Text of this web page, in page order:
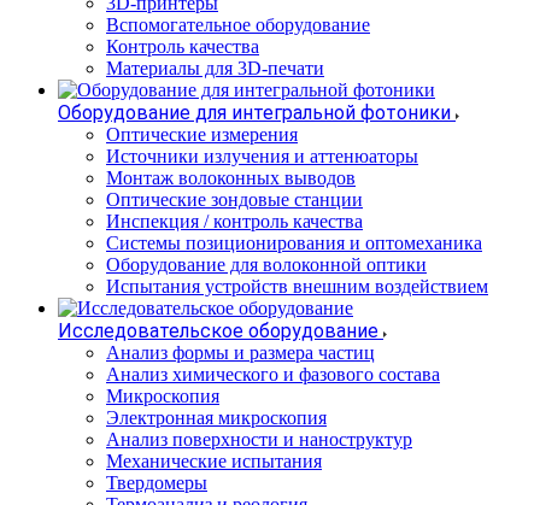
Вспомогательное оборудование
Контроль качества
Материалы для 3D-печати
Оборудование для интегральной фотоники
Оптические измерения
Источники излучения и аттенюаторы
Монтаж волоконных выводов
Оптические зондовые станции
Инспекция / контроль качества
Системы позиционирования и оптомеханика
Оборудование для волоконной оптики
Испытания устройств внешним воздействием
Исследовательское оборудование
Анализ формы и размера частиц
Анализ химического и фазового состава
Микроскопия
Электронная микроскопия
Анализ поверхности и наноструктур
Механические испытания
Твердомеры